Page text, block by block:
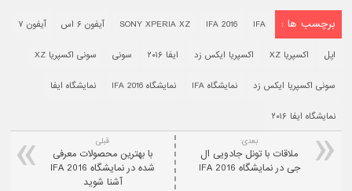
برچسب ها : IFA
IFA 2016
SONY XPERIA XZ آیفون ۶ اس آیفون ۷
اپل اکسپریا XZ اکسپریا ایکس زد ایفا ۲۰۱۶ سونی سونی اکسپریا XZ
سونی اکسپریا ایکس زد نمایشگاه IFA نمایشگاه IFA 2016 نمایشگاه ایفا
نمایشگاه ایفا ۲۰۱۶
قبلی
با بهترین محصولات معرفی
شده در نمایشگاه IFA 2016
آشنا شوید
بعدی:
ملاقات با تونل جادویی ال
جی در نمایشگاه IFA 2016